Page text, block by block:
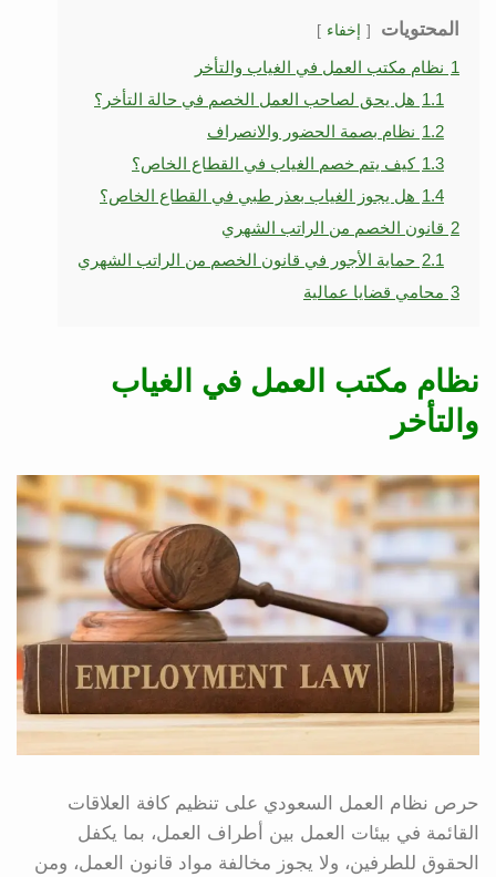
المحتويات إخفاء
1 نظام مكتب العمل في الغياب والتأخر
1.1 هل يحق لصاحب العمل الخصم في حالة التأخر؟
1.2 نظام بصمة الحضور والانصراف
1.3 كيف يتم خصم الغياب في القطاع الخاص؟
1.4 هل يجوز الغياب بعذر طبي في القطاع الخاص؟
2 قانون الخصم من الراتب الشهري
2.1 حماية الأجور في قانون الخصم من الراتب الشهري
3 محامي قضايا عمالية
نظام مكتب العمل في الغياب
والتأخر
حرص نظام العمل السعودي على تنظيم كافة العلاقات
القائمة في بيئات العمل بين أطراف العمل، بما يكفل
الحقوق للطرفين، ولا يجوز مخالفة مواد قانون العمل، ومن